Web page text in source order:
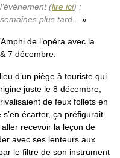
(lire ici) ;
plus tard...
de l’opéra avec la
7 décembre.
d’un piège à touriste qui
juste le 8 décembre,
de feux follets en
écarter, ça préfigurait
recevoir la leçon de
avec ses lenteurs aux
le filtre de son instrument